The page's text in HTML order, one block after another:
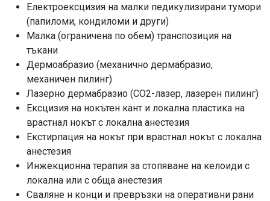
Електроексцизия на малки педикулизирани тумори
(папиломи, кондиломи и други)
Малка (ограничена по обем) транспозиция на
тъкани
Дермоабразио (механично дермабразио,
механичен пилинг)
Лазерно дермабразио (СО2-лазер, лазерен пилинг)
Ексцизия на нокътен кант и локална пластика на
врастнал нокът с локална анестезия
Екстирпация на нокът при врастнал нокът с локална
анестезия
Инжекционна терапия за стопяване на келоиди с
локална или с обща анестезия
Сваляне н конци и превръзки на оперативни рани